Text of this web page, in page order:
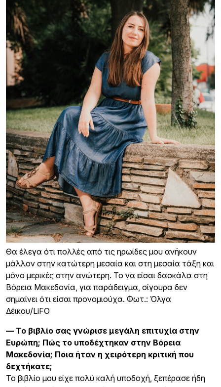
Θα έλεγα ότι πολλές από τις ηρωίδες μου ανήκουν
μάλλον στην κατώτερη μεσαία και στη μεσαία τάξη και
μόνο μερικές στην ανώτερη. Το να είσαι δασκάλα στη
Βόρεια Μακεδονία, για παράδειγμα, σίγουρα δεν
σημαίνει ότι είσαι προνομιούχα. Φωτ.: Όλγα
Δέικου/LiFO
— Το βιβλίο σας γνώρισε μεγάλη επιτυχία στην
Ευρώπη; Πώς το υποδέχτηκαν στην Βόρεια
Μακεδονία; Ποια ήταν η χειρότερη κριτική που
δεχτήκατε;
Το βιβλίο μου είχε πολύ καλή υποδοχή, ξεπέρασε ήδη